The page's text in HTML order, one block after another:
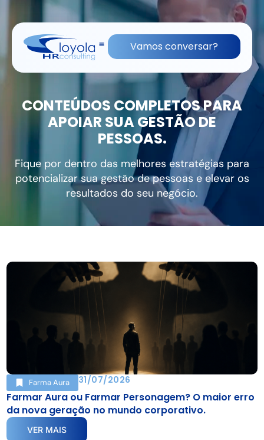
(11) 91836-0813 contato@lhrc.com.br
Vamos conversar?
CONTEÚDOS COMPLETOS PARA
APOIAR SUA GESTÃO DE
PESSOAS.
Fique por dentro das melhores estratégias para
potencializar sua gestão de pessoas e elevar os
resultados do seu negócio.
Farma Aura 31/07/2026
Farmar Aura ou Farmar Personagem? O maior erro
da nova geração no mundo corporativo.
VER MAIS